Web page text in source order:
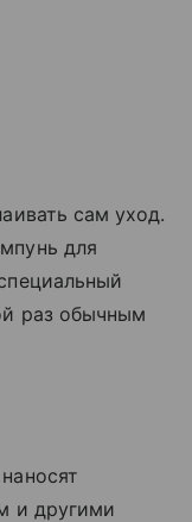
сам уход.
для
раз обычным
и другими